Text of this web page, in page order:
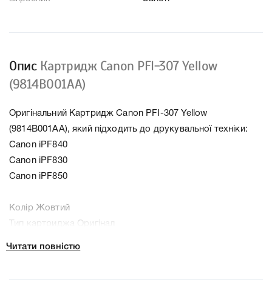
Опис Картридж Canon PFI-307 Yellow
(9814B001AA)
Оригінальний Картридж Canon PFI-307 Yellow
(9814B001AA), який підходить до друкувальної техніки:
Canon iPF840
Canon iPF830
Canon iPF850
Колір Жовтий
Тип картриджа Оригінал
Читати повністю